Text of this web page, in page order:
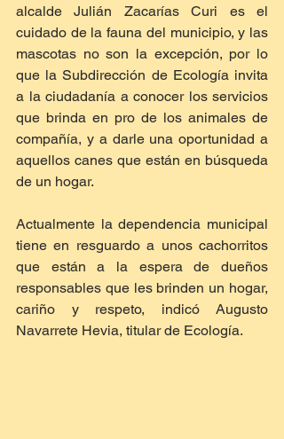
alcalde Julián Zacarías Curi es el
cuidado de la fauna del municipio, y las
mascotas no son la excepción, por lo
que la Subdirección de Ecología invita
a la ciudadanía a conocer los servicios
que brinda en pro de los animales de
compañía, y a darle una oportunidad a
aquellos canes que están en búsqueda
de un hogar.
Actualmente la dependencia municipal
tiene en resguardo a unos cachorritos
que están a la espera de dueños
responsables que les brinden un hogar,
cariño y respeto, indicó Augusto
Navarrete Hevia, titular de Ecología.